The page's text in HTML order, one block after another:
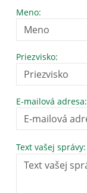
Meno:
Priezvisko:
E-mailová adresa:
Text vašej správy: